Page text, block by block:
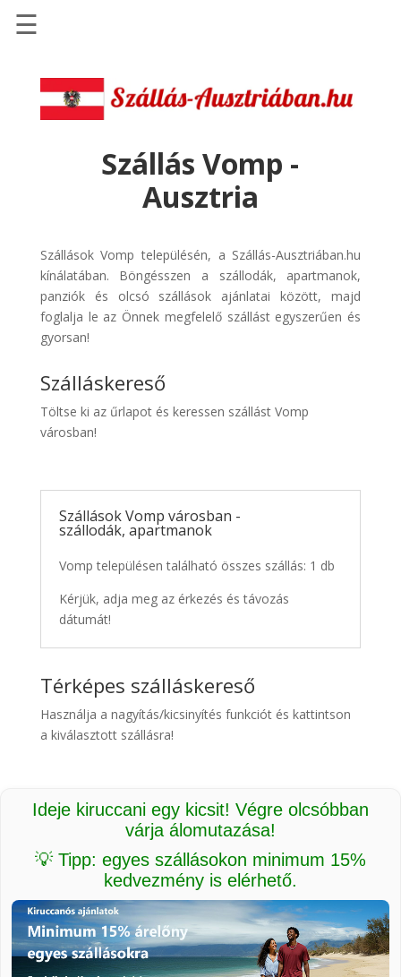
Szállások
Szállásinfo.eu
Repülőjegy
pénzvisszatérítéssel
Discover
Cars
Transzfer
Kiwi
Taxi
☰
Szállás Vomp -
Ausztria
Szállások Vomp településén, a Szállás-Ausztriában.hu
kínálatában. Böngésszen a szállodák, apartmanok,
panziók és olcsó szállások ajánlatai között, majd
foglalja le az Önnek megfelelő szállást egyszerűen és
gyorsan!
Szálláskereső
Töltse ki az űrlapot és keressen szállást Vomp
városban!
Szállások Vomp városban -
szállodák, apartmanok
Vomp településen található összes szállás: 1 db
Kérjük, adja meg az érkezés és távozás
dátumát!
Térképes szálláskereső
Használja a nagyítás/kicsinyítés funkciót és kattintson
a kiválasztott szállásra!
Ideje kiruccani egy kicsit! Végre olcsóbban
várja álomutazása!
💡 Tipp: egyes szállásokon minimum 15%
kedvezmény is elérhető.